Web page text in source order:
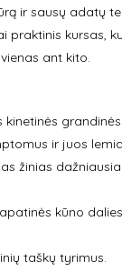
ir sausų adatų
praktinis kursas,
ant kito.
ir juos
žinias
kūno
taškų tyrimus.